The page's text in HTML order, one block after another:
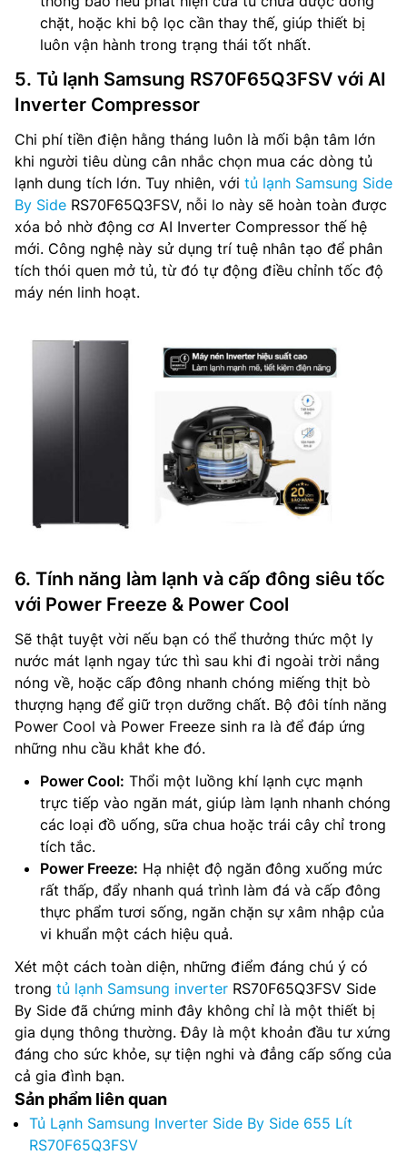
chặt, hoặc khi bộ lọc cần thay thế, giúp thiết bị
luôn vận hành trong trạng thái tốt nhất.
5. Tủ lạnh Samsung RS70F65Q3FSV với AI
Inverter Compressor
Chi phí tiền điện hằng tháng luôn là mối bận tâm lớn
khi người tiêu dùng cân nhắc chọn mua các dòng tủ
lạnh dung tích lớn. Tuy nhiên, với tủ lạnh Samsung Side
By Side RS70F65Q3FSV, nỗi lo này sẽ hoàn toàn được
xóa bỏ nhờ động cơ AI Inverter Compressor thế hệ
mới. Công nghệ này sử dụng trí tuệ nhân tạo để phân
tích thói quen mở tủ, từ đó tự động điều chỉnh tốc độ
máy nén linh hoạt.
6. Tính năng làm lạnh và cấp đông siêu tốc
với Power Freeze & Power Cool
Sẽ thật tuyệt vời nếu bạn có thể thưởng thức một ly
nước mát lạnh ngay tức thì sau khi đi ngoài trời nắng
nóng về, hoặc cấp đông nhanh chóng miếng thịt bò
thượng hạng để giữ trọn dưỡng chất. Bộ đôi tính năng
Power Cool và Power Freeze sinh ra là để đáp ứng
những nhu cầu khắt khe đó.
Power Cool: Thổi một luồng khí lạnh cực mạnh
trực tiếp vào ngăn mát, giúp làm lạnh nhanh chóng
các loại đồ uống, sữa chua hoặc trái cây chỉ trong
tích tắc.
Power Freeze: Hạ nhiệt độ ngăn đông xuống mức
rất thấp, đẩy nhanh quá trình làm đá và cấp đông
thực phẩm tươi sống, ngăn chặn sự xâm nhập của
vi khuẩn một cách hiệu quả.
Xét một cách toàn diện, những điểm đáng chú ý có
trong tủ lạnh Samsung inverter RS70F65Q3FSV Side
By Side đã chứng minh đây không chỉ là một thiết bị
gia dụng thông thường. Đây là một khoản đầu tư xứng
đáng cho sức khỏe, sự tiện nghi và đẳng cấp sống của
cả gia đình bạn.
Sản phẩm liên quan
Tủ Lạnh Samsung Inverter Side By Side 655 Lít
RS70F65Q3FSV